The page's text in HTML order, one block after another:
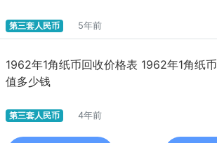
第三套人民币 5年前
1962年1角纸币回收价格表 1962年1角纸币
值多少钱
第三套人民币 4年前